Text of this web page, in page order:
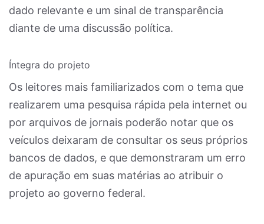
dado relevante e um sinal de transparência
diante de uma discussão política.
Íntegra do projeto
Os leitores mais familiarizados com o tema que
realizarem uma pesquisa rápida pela internet ou
por arquivos de jornais poderão notar que os
veículos deixaram de consultar os seus próprios
bancos de dados, e que demonstraram um erro
de apuração em suas matérias ao atribuir o
projeto ao governo federal.